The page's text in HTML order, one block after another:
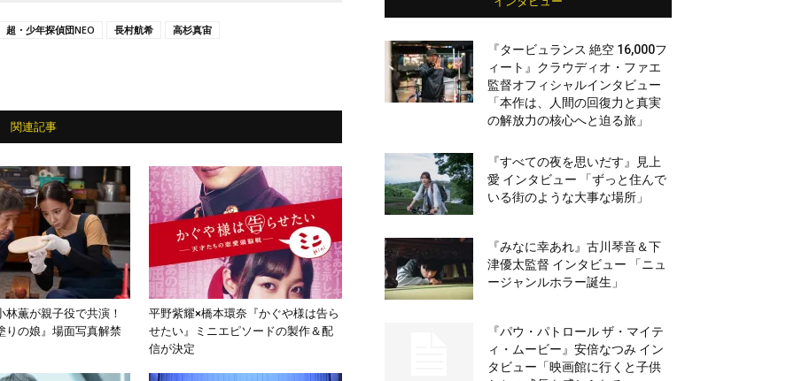
超・少年探偵団NEO 長村航希 高杉真宙
関連記事
林薫が親子役で共演！
りの娘』場面写真解禁
平野紫耀×橋本環奈『かぐや様は告ら
せたい』ミニエピソードの製作＆配
信が決定
『タービュランス 絶空 16,000フ
ィート』クラウディオ・ファエ
監督オフィシャルインタビュー
「本作は、人間の回復力と真実
の解放力の核心へと迫る旅」
『すべての夜を思いだす』見上
愛 インタビュー 「ずっと住んで
いる街のような大事な場所」
『みなに幸あれ』古川琴音＆下
津優太監督 インタビュー 「ニュ
ージャンルホラー誕生」
『パウ・パトロール ザ・マイテ
ィ・ムービー』安倍なつみ イン
タビュー「映画館に行くと子供